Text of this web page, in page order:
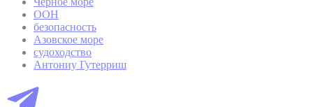
ООН
безопасность
Азовское море
судоходство
Антониу Гутерриш